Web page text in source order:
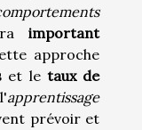
important
approche
et le taux de
apprentissage
prévoir et